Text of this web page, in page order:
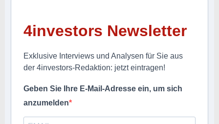
4investors Newsletter
Exklusive Interviews und Analysen für Sie aus
der 4investors-Redaktion: jetzt eintragen!
Geben Sie Ihre E-Mail-Adresse ein, um sich
anzumelden